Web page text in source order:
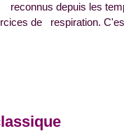
reconnus depuis les
de respiration.